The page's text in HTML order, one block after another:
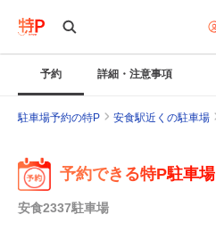
予約 詳細・注意事項
駐車場予約の特P 安食駅近くの駐車場
予約できる特P駐車場
安食2337駐車場